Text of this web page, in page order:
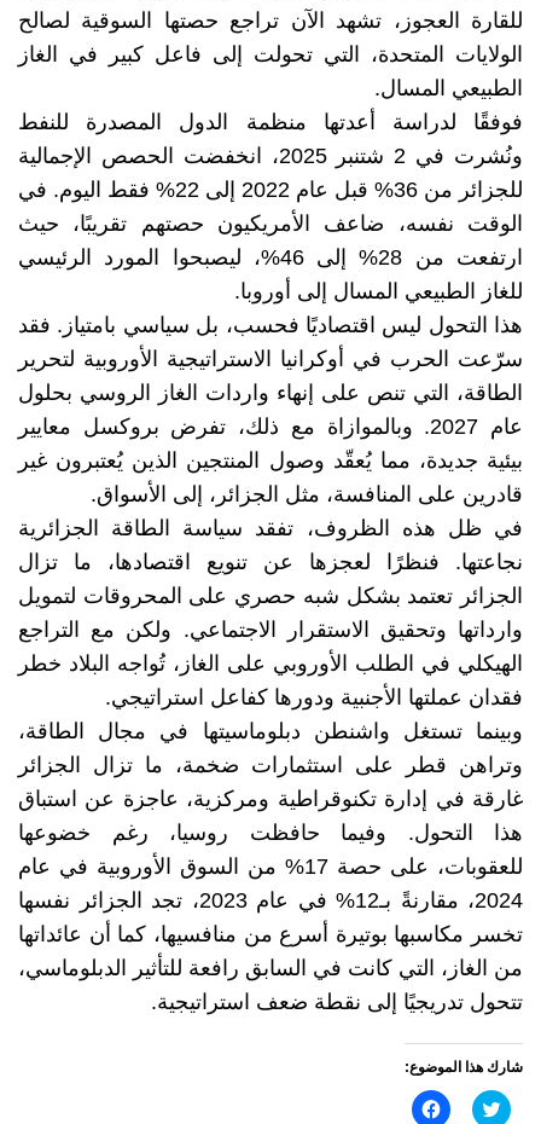
للقارة العجوز، تشهد الآن تراجع حصتها السوقية لصالح
الولايات المتحدة، التي تحولت إلى فاعل كبير في الغاز
الطبيعي المسال.
فوفقًا لدراسة أعدتها منظمة الدول المصدرة للنفط
ونُشرت في 2 شتنبر 2025، انخفضت الحصص الإجمالية
للجزائر من 36% قبل عام 2022 إلى 22% فقط اليوم. في
الوقت نفسه، ضاعف الأمريكيون حصتهم تقريبًا، حيث
ارتفعت من 28% إلى 46%، ليصبحوا المورد الرئيسي
للغاز الطبيعي المسال إلى أوروبا.
هذا التحول ليس اقتصاديًا فحسب، بل سياسي بامتياز. فقد
سرّعت الحرب في أوكرانيا الاستراتيجية الأوروبية لتحرير
الطاقة، التي تنص على إنهاء واردات الغاز الروسي بحلول
عام 2027. وبالموازاة مع ذلك، تفرض بروكسل معايير
بيئية جديدة، مما يُعقّد وصول المنتجين الذين يُعتبرون غير
قادرين على المنافسة، مثل الجزائر، إلى الأسواق.
في ظل هذه الظروف، تفقد سياسة الطاقة الجزائرية
نجاعتها. فنظرًا لعجزها عن تنويع اقتصادها، ما تزال
الجزائر تعتمد بشكل شبه حصري على المحروقات لتمويل
وارداتها وتحقيق الاستقرار الاجتماعي. ولكن مع التراجع
الهيكلي في الطلب الأوروبي على الغاز، تُواجه البلاد خطر
فقدان عملتها الأجنبية ودورها كفاعل استراتيجي.
وبينما تستغل واشنطن دبلوماسيتها في مجال الطاقة،
وتراهن قطر على استثمارات ضخمة، ما تزال الجزائر
غارقة في إدارة تكنوقراطية ومركزية، عاجزة عن استباق
هذا التحول. وفيما حافظت روسيا، رغم خضوعها
للعقوبات، على حصة 17% من السوق الأوروبية في عام
2024، مقارنةً بـ12% في عام 2023، تجد الجزائر نفسها
تخسر مكاسبها بوتيرة أسرع من منافسيها، كما أن عائداتها
من الغاز، التي كانت في السابق رافعة للتأثير الدبلوماسي،
تتحول تدريجيًا إلى نقطة ضعف استراتيجية.
شارك هذا الموضوع:
اضغط انقر